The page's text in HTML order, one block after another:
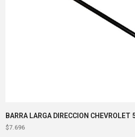
BARRA LARGA DIRECCION
$7.696